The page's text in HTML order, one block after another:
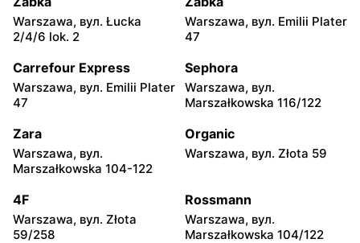
moje sklepy
Jadachy, вул. Jadachy 111
moje sklepy
Jeżowe, вул. Zalesie 77
moje sklepy
Kazimierza Wielka, вул.
Kolejowa 15
moje sklepy
Kamień, вул. Błonie 23
moje sklepy
Górki, вул. Górki 71
moje sklepy
Gumniska, вул. Gumniska
moje sklepy
Iwierzyce, вул. Iwierzyce
152A
moje sklepy
Tczew, вул. Franciszka
Żwirki 61
Warszawa, вул. Łucka
2/4/6 lok. 2
Warszawa, вул. Emilii Plater
47
Carrefour Express
Warszawa, вул. Emilii Plater
47
Sephora
Warszawa, вул.
Marszałkowska 116/122
Zara
Warszawa, вул.
Marszałkowska 104-122
Organic
Warszawa, вул. Złota 59
4F
Warszawa, вул. Złota
59/258
Rossmann
Warszawa, вул.
Marszałkowska 104/122